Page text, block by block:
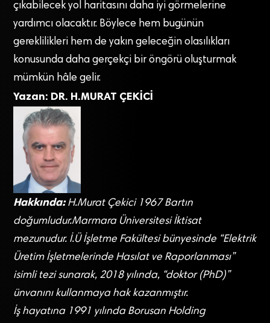
çıkabilecek yol haritasını daha iyi görmelerine
yardımcı olacaktır. Böylece hem bugünün
gereklilikleri hem de yakın geleceğin olasılıkları
konusunda daha gerçekçi bir öngörü oluşturmak
mümkün hâle gelir.
Yazan: DR. H.MURAT ÇEKİCİ
Hakkında:H.Murat Çekici 1967 Bartın
doğumludur.Marmara Üniversitesi İktisat
mezunudur. İ.Ü İşletme Fakültesi bünyesinde “Elektrik
Üretim İşletmelerinde Hasılat ve Raporlanması”
isimli tezi sunarak, 2018 yılında, “doktor (PhD)”
ünvanını kullanmaya hak kazanmıştır.
İş hayatına 1991 yılında Borusan Holding